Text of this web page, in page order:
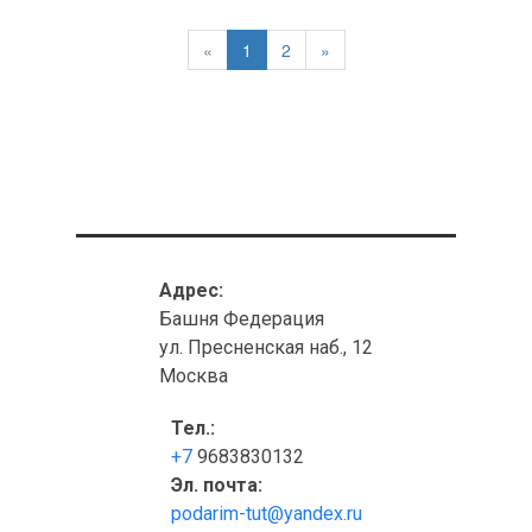
« 1 2 »
Адрес:
Башня Федерация
ул. Пресненская наб., 12
Москва
Тел.:
+7 9683830132
Эл. почта:
podarim-tut@yandex.ru